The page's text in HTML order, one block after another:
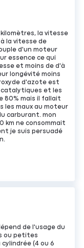
la vitesse
la vitesse de
d'un moteur
essence ce qui
et moins de d'à
longévité moins
d'azote est
et les
80% mais il fallait
les maux au moteur
carburant. mon
km ne consommait
je suis persuadé
de l'usage du
ou petites
(4 ou 6